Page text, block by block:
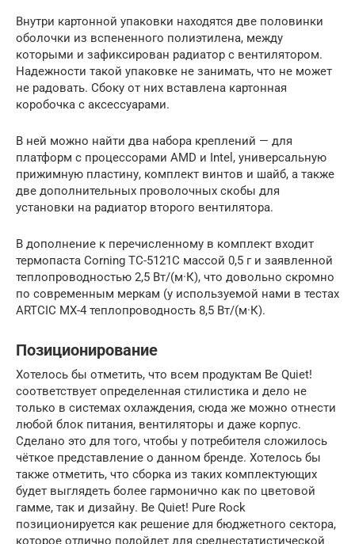
Внутри картонной упаковки находятся две половинки
оболочки из вспененного полиэтилена, между
которыми и зафиксирован радиатор с вентилятором.
Надежности такой упаковке не занимать, что не может
не радовать. Сбоку от них вставлена картонная
коробочка с аксессуарами.
В ней можно найти два набора креплений — для
платформ с процессорами AMD и Intel, универсальную
прижимную пластину, комплект винтов и шайб, а также
две дополнительных проволочных скобы для
установки на радиатор второго вентилятора.
В дополнение к перечисленному в комплект входит
термопаста Corning TC-5121C массой 0,5 г и заявленной
теплопроводностью 2,5 Вт/(м·К), что довольно скромно
по современным меркам (у используемой нами в тестах
ARTCIC MX-4 теплопроводность 8,5 Вт/(м·К).
Позиционирование
Хотелось бы отметить, что всем продуктам Be Quiet!
соответствует определенная стилистика и дело не
только в системах охлаждения, сюда же можно отнести
любой блок питания, вентиляторы и даже корпус.
Сделано это для того, чтобы у потребителя сложилось
чёткое представление о данном бренде. Хотелось бы
также отметить, что сборка из таких комплектующих
будет выглядеть более гармонично как по цветовой
гамме, так и дизайну. Be Quiet! Pure Rock
позиционируется как решение для бюджетного сектора,
которое отлично подойдет для среднестатистической